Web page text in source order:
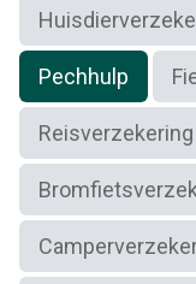
Pechhulp
Reisverzekering